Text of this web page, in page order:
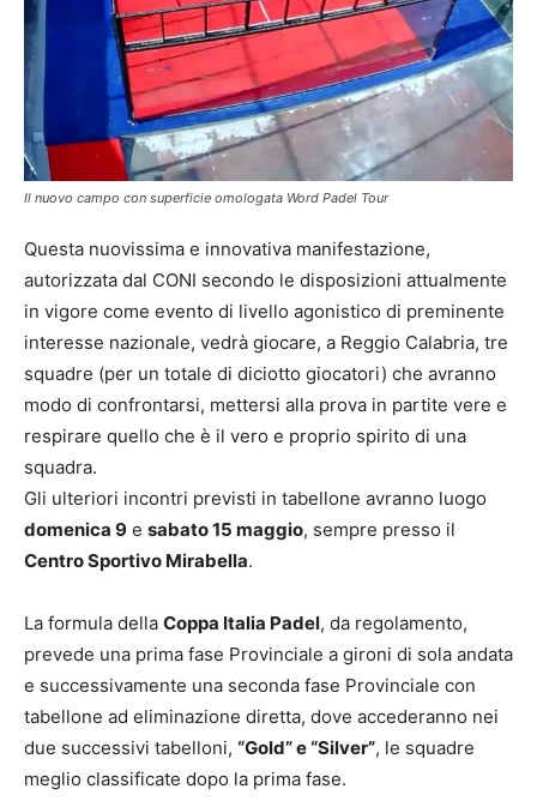
Il nuovo campo con superficie omologata Word Padel Tour
Questa nuovissima e innovativa manifestazione,
autorizzata dal CONI secondo le disposizioni attualmente
in vigore come evento di livello agonistico di preminente
interesse nazionale, vedrà giocare, a Reggio Calabria, tre
squadre (per un totale di diciotto giocatori) che avranno
modo di confrontarsi, mettersi alla prova in partite vere e
respirare quello che è il vero e proprio spirito di una
squadra.
Gli ulteriori incontri previsti in tabellone avranno luogo
domenica 9 e sabato 15 maggio, sempre presso il
Centro Sportivo Mirabella.
La formula della Coppa Italia Padel, da regolamento,
prevede una prima fase Provinciale a gironi di sola andata
e successivamente una seconda fase Provinciale con
tabellone ad eliminazione diretta, dove accederanno nei
due successivi tabelloni, “Gold” e “Silver”, le squadre
meglio classificate dopo la prima fase.